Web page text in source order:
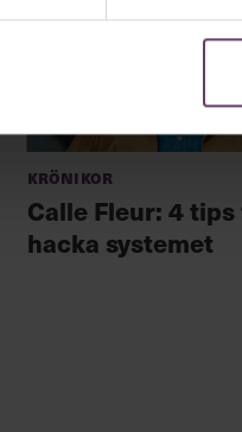
Krönikor
Calle Fleur: 4
hacka systemet